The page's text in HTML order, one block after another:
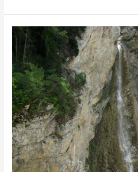
de
La
Montée
au
ciel
à
Avrieux